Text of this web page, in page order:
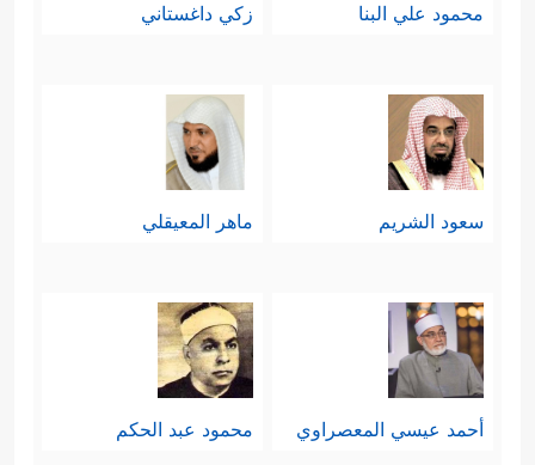
محمود علي البنا زكي داغستاني
سعود الشريم ماهر المعيقلي
أحمد عيسي المعصراوي محمود عبد الحكم